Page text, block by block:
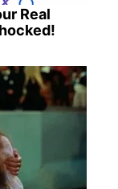
Real